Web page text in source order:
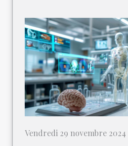
Vendredi 29 novembre 2024